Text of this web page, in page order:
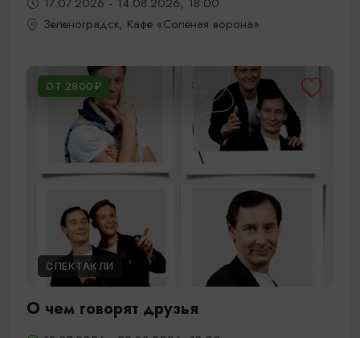
Зеленоградск, Кафе «Соленая ворона»
ОТ 2800₽
СПЕКТАКЛИ
О чем говорят друзья